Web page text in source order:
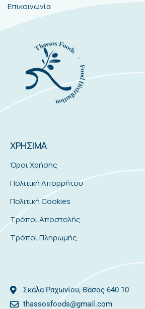
Επικοινωνία
ΧΡΗΣΙΜΑ
Όροι Χρήσης
Πολιτική Απορρήτου
Πολιτική Cookies
Τρόποι Αποστολής
Τρόποι Πληρωμής
Σκάλα Ραχωνίου, Θάσος 640 10
thassosfoods@gmail.com